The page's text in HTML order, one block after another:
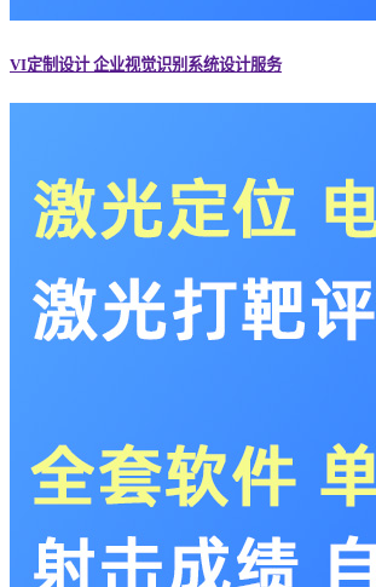
VI定制设计 企业视觉识别系统设计服务